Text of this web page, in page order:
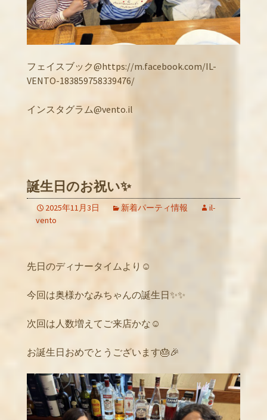
フェイスブック@https://m.facebook.com/IL-
VENTO-183859758339476/
インスタグラム@vento.il
誕生日のお祝い✨
2025年11月3日 新着パーティ情報
il-
vento
先日のディナータイムより☺️
今回は奥様かなみちゃんの誕生日✨✨
次回は人数増えてご来店かな☺️
お誕生日おめでとうございます🎂🎉